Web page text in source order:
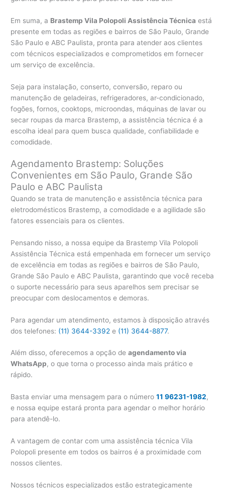
Em suma, a Brastemp Vila Polopoli Assistência Técnica está
presente em todas as regiões e bairros de São Paulo, Grande
São Paulo e ABC Paulista, pronta para atender aos clientes
com técnicos especializados e comprometidos em fornecer
um serviço de excelência.
Seja para instalação, conserto, conversão, reparo ou
manutenção de geladeiras, refrigeradores, ar-condicionado,
fogões, fornos, cooktops, microondas, máquinas de lavar ou
secar roupas da marca Brastemp, a assistência técnica é a
escolha ideal para quem busca qualidade, confiabilidade e
comodidade.
Agendamento Brastemp: Soluções
Convenientes em São Paulo, Grande São
Paulo e ABC Paulista
Quando se trata de manutenção e assistência técnica para
eletrodomésticos Brastemp, a comodidade e a agilidade são
fatores essenciais para os clientes.
Pensando nisso, a nossa equipe da Brastemp Vila Polopoli
Assistência Técnica está empenhada em fornecer um serviço
de excelência em todas as regiões e bairros de São Paulo,
Grande São Paulo e ABC Paulista, garantindo que você receba
o suporte necessário para seus aparelhos sem precisar se
preocupar com deslocamentos e demoras.
Para agendar um atendimento, estamos à disposição através
dos telefones: (11) 3644-3392 e (11) 3644-8877.
Além disso, oferecemos a opção deagendamento via
WhatsApp, o que torna o processo ainda mais prático e
rápido.
Basta enviar uma mensagem para o número11 96231-1982,
e nossa equipe estará pronta para agendar o melhor horário
para atendê-lo.
A vantagem de contar com uma assistência técnica Vila
Polopoli presente em todos os bairros é a proximidade com
nossos clientes.
Nossos técnicos especializados estão estrategicamente